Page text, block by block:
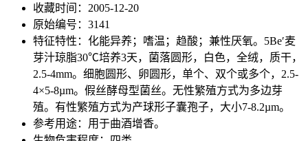
收藏时间：2005-12-20
原始编号：3141
特征特性：化能异养；嗜温；趋酸；兼性厌氧。5Be′麦
芽汁琼脂30℃培养3天，菌落圆形，白色，全绒，质干，
2.5-4mm。细胞圆形、卵圆形，单个、双个或多个，2.5-
4×5-8µm。假丝酵母型菌丝。无性繁殖方式为多边芽
殖。有性繁殖方式为产球形子囊孢子，大小7-8.2µm。
参考用途：用于曲酒增香。